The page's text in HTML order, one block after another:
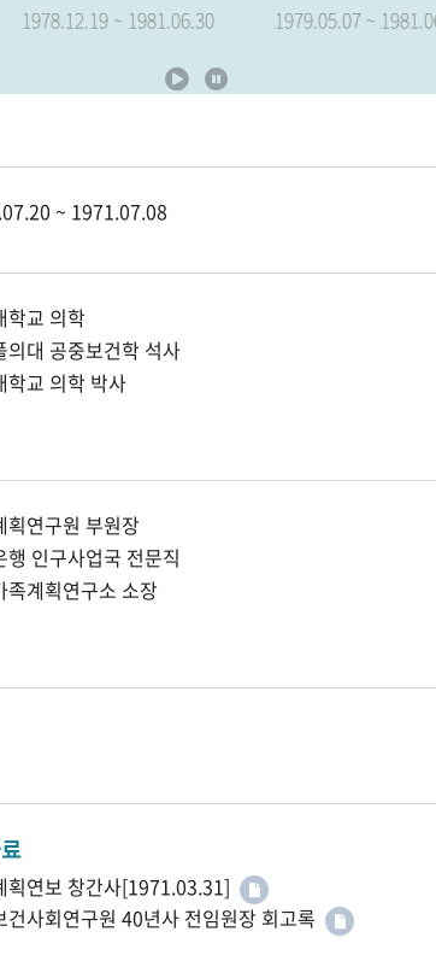
~ 1981.06.30 1979.05.07 ~ 1981.06.30
~ 1971.07.08
학교 의학
의대 공중보건학 석사
학교 의학 박사
획연구원 부원장
행 인구사업국 전문직
족계획연구소 소장
획연보 창간사[1971.03.31]
건사회연구원 40년사 전임원장 회고록